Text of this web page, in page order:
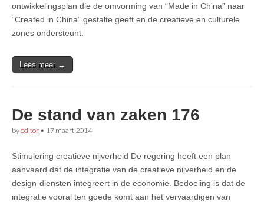
ontwikkelingsplan die de omvorming van “Made in China” naar
“Created in China” gestalte geeft en de creatieve en culturele
zones ondersteunt.
Lees meer →
De stand van zaken 176
byeditor • 17 maart 2014
Stimulering creatieve nijverheid De regering heeft een plan
aanvaard dat de integratie van de creatieve nijverheid en de
design-diensten integreert in de economie. Bedoeling is dat de
integratie vooral ten goede komt aan het vervaardigen van